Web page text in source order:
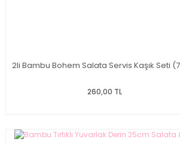
2li Bambu Bohem Salata Servis Kaşık Seti
260,00 TL